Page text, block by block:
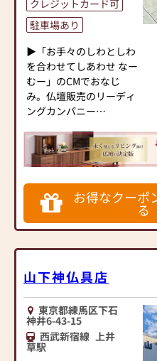
クレジットカード可
駐車場あり
▶「お手々のしわとしわ
を合わせてしあわせ なー
むー」のCMでおなじ
み。仏壇販売のリーディ
ングカンパニー
国内家具専門メーカー
と、モダンなインテリア
にマッチするお仏壇を展
開
◆◆ お陰様で創業94年
◆◆
国内130店舗以上のスケ
の信頼。創業以来、親
心がけ、年間約25,000基
のお仏壇、約3,000基の
お墓を納めています。
「お仏壇のはせがわ」で
お得なクーポ
る
山下神仏具店
東京都練馬区下石
神井6-43-15
西武新宿線
上井
草駅